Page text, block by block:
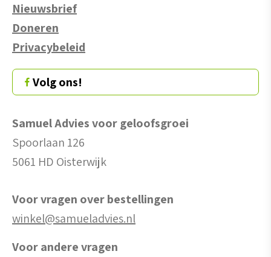
Nieuwsbrief
Doneren
Privacybeleid
Volg ons!
Samuel Advies voor geloofsgroei
Spoorlaan 126
5061 HD Oisterwijk
Voor vragen over bestellingen
winkel@samueladvies.nl
Voor andere vragen